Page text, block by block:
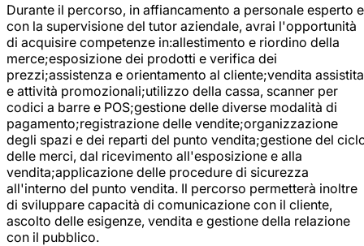
Durante il percorso, in affiancamento a personale esperto e
con la supervisione del tutor aziendale, avrai l'opportunità
di acquisire competenze in:allestimento e riordino della
merce;esposizione dei prodotti e verifica dei
prezzi;assistenza e orientamento al cliente;vendita assistita
e attività promozionali;utilizzo della cassa, scanner per
codici a barre e POS;gestione delle diverse modalità di
pagamento;registrazione delle vendite;organizzazione
degli spazi e dei reparti del punto vendita;gestione del
delle merci, dal ricevimento all'esposizione e alla
vendita;applicazione delle procedure di sicurezza
all'interno del punto vendita. Il percorso permetterà inoltre
di sviluppare capacità di comunicazione con il cliente,
ascolto delle esigenze, vendita e gestione della relazione
con il pubblico.